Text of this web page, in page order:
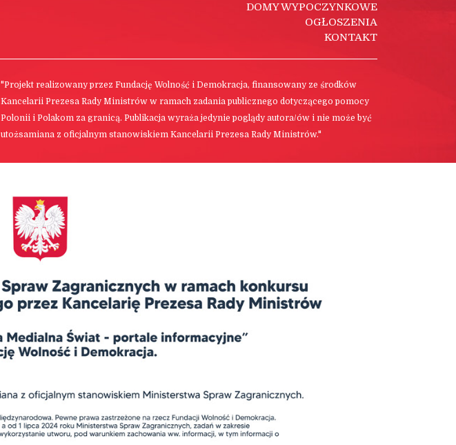
DOMY WYPOCZYNKOWE
OGŁOSZENIA
KONTAKT
"Projekt realizowany przez Fundację Wolność i Demokracja, finansowany ze środków
Kancelarii Prezesa Rady Ministrów w ramach zadania publicznego dotyczącego pomocy
Polonii i Polakom za granicą. Publikacja wyraża jedynie poglądy autora/ów i nie może być
utożsamiana z oficjalnym stanowiskiem Kancelarii Prezesa Rady Ministrów."